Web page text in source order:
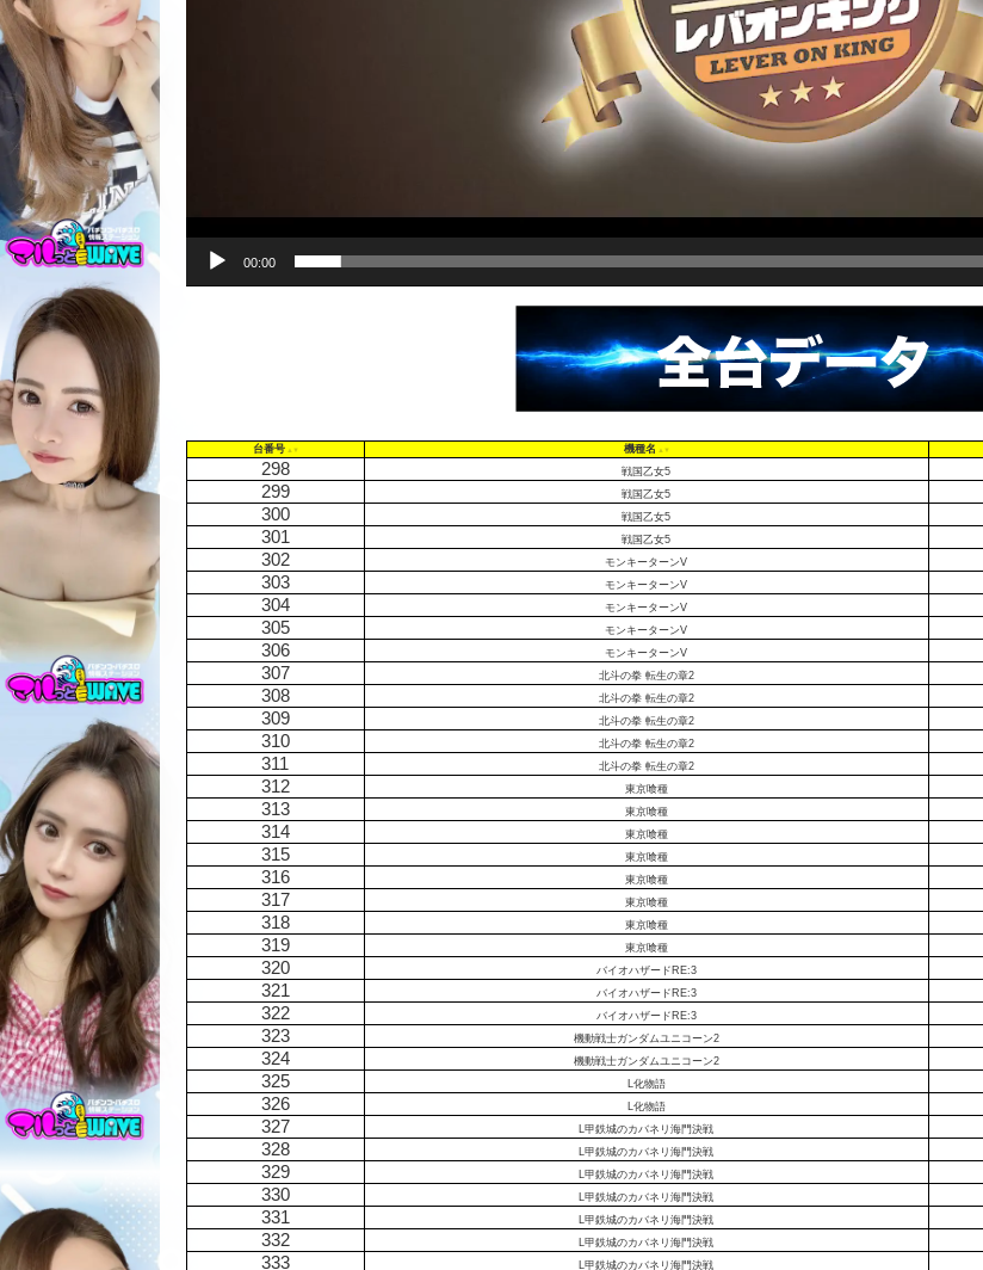
00:00
台番号 機種名
298 戦国乙女5
299 戦国乙女5
300 戦国乙女5
301 戦国乙女5
302 モンキーターンV
303 モンキーターンV
304 モンキーターンV
305 モンキーターンV
306 モンキーターンV
307 北斗の拳 転生の章2
308 北斗の拳 転生の章2
309 北斗の拳 転生の章2
310 北斗の拳 転生の章2
311 北斗の拳 転生の章2
312 東京喰種
313 東京喰種
314 東京喰種
315 東京喰種
316 東京喰種
317 東京喰種
318 東京喰種
319 東京喰種
320 バイオハザードRE:3
321 バイオハザードRE:3
322 バイオハザードRE:3
323 機動戦士ガンダムユニコーン2
324 機動戦士ガンダムユニコーン2
325 L化物語
326 L化物語
327 L甲鉄城のカバネリ海門決戦
328 L甲鉄城のカバネリ海門決戦
329 L甲鉄城のカバネリ海門決戦
330 L甲鉄城のカバネリ海門決戦
331 L甲鉄城のカバネリ海門決戦
332 L甲鉄城のカバネリ海門決戦
333 L甲鉄城のカバネリ海門決戦